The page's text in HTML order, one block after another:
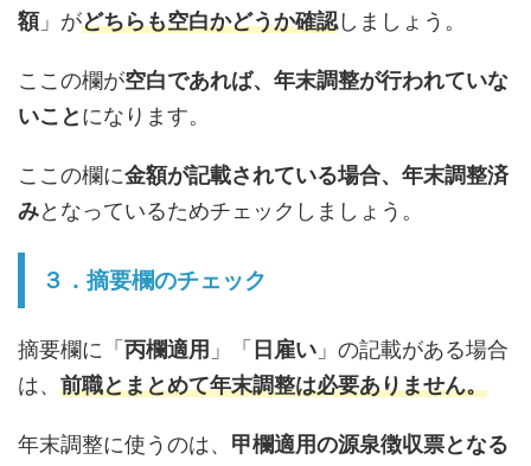
額」がどちらも空白かどうか確認しましょう。
ここの欄が空白であれば、年末調整が行われていな
いことになります。
ここの欄に金額が記載されている場合、年末調整済
みとなっているためチェックしましょう。
３．摘要欄のチェック
摘要欄に「 丙欄適用 」「 日雇い 」の記載がある場合
は、 前職とまとめて年末調整は必要ありません。
年末調整に使うのは、 甲欄適用の源泉徴収票となる